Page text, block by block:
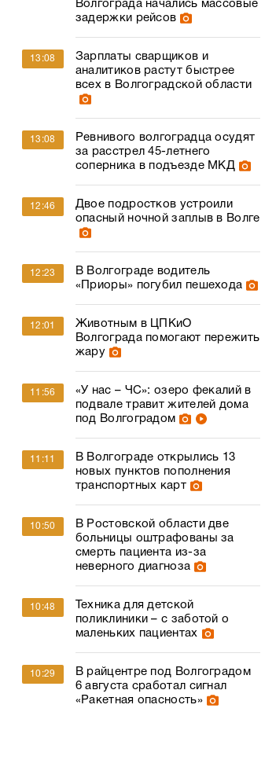
Волгограда начались массовые
задержки рейсов
13:08
Зарплаты сварщиков и
аналитиков растут быстрее
всех в Волгоградской области
13:08
Ревнивого волгоградца осудят
за расстрел 45-летнего
соперника в подъезде МКД
12:46
Двое подростков устроили
опасный ночной заплыв в Волге
12:23
В Волгограде водитель
«Приоры» погубил пешехода
12:01
Животным в ЦПКиО
Волгограда помогают пережить
жару
11:56
«У нас – ЧС»: озеро фекалий в
подвале травит жителей дома
под Волгоградом
11:11
В Волгограде открылись 13
новых пунктов пополнения
транспортных карт
10:50
В Ростовской области две
больницы оштрафованы за
смерть пациента из-за
неверного диагноза
10:48
Техника для детской
поликлиники – с заботой о
маленьких пациентах
10:29
В райцентре под Волгоградом
6 августа сработал сигнал
«Ракетная опасность»